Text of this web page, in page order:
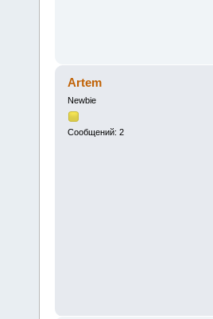
Artem
Newbie
Сообщений: 2